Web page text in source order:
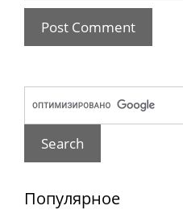
Популярное